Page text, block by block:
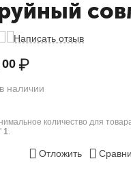
Написать отзыв
00 ₽
наличии
количество для
1.
Отложить